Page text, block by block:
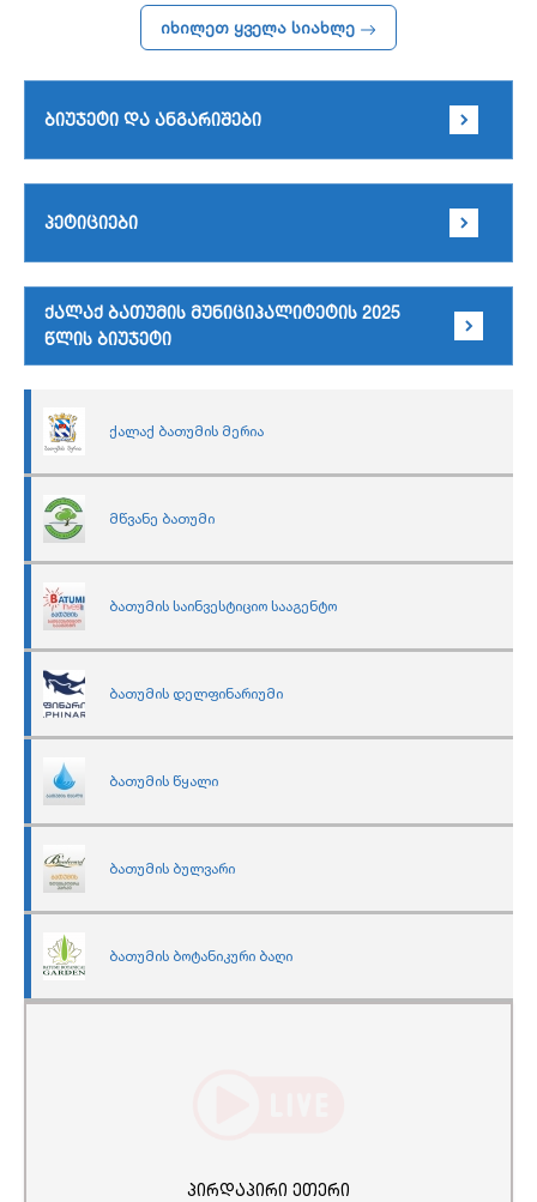
ბიუჯეტი და ანგარიშები
პეტიციები
ქალაქ ბათუმის მუნიციპალიტეტის 2025
წლის ბიუჯეტი
ქალაქ ბათუმის მერია
მწვანე ბათუმი
ბათუმის საინვესტიციო სააგენტო
ბათუმის დელფინარიუმი
ბათუმის წყალი
ბათუმის ბულვარი
ბათუმის ბოტანიკური ბაღი
იხილეთ ყველა სიახლე
პირდაპირი ეთერი